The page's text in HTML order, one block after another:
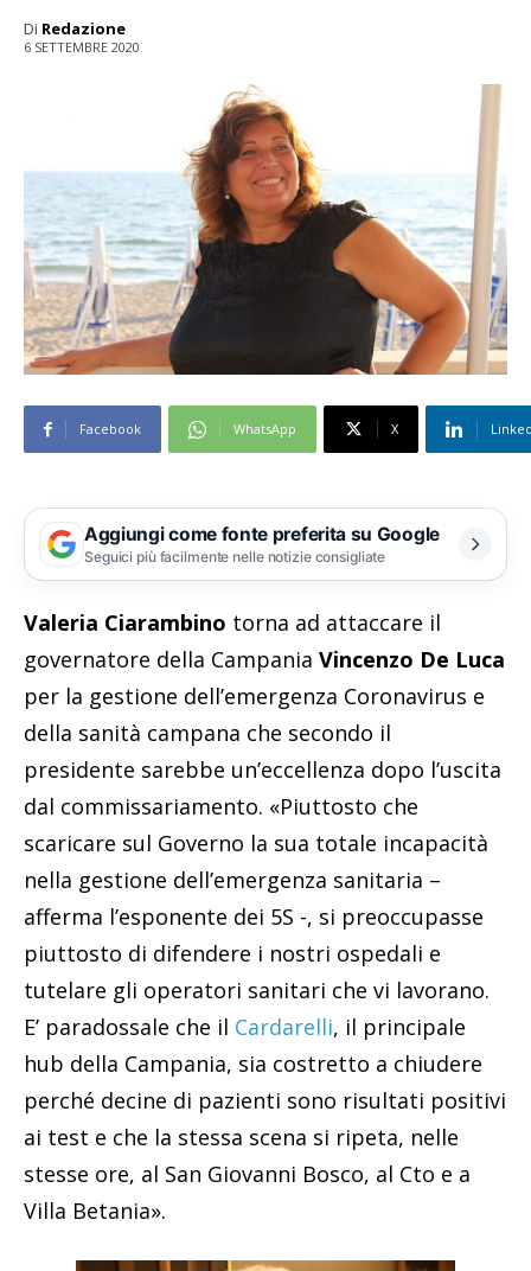
Di Redazione
6 SETTEMBRE 2020
Facebook WhatsApp X
Aggiungi come fonte preferita su Google
Seguici più facilmente nelle notizie consigliate
Valeria Ciarambino torna ad attaccare il
governatore della Campania Vincenzo De Luca
per la gestione dell’emergenza Coronavirus e
della sanità campana che secondo il
presidente sarebbe un’eccellenza dopo l’uscita
dal commissariamento. «Piuttosto che
scaricare sul Governo la sua totale incapacità
nella gestione dell’emergenza sanitaria –
afferma l’esponente dei 5S -, si preoccupasse
piuttosto di difendere i nostri ospedali e
tutelare gli operatori sanitari che vi lavorano.
E’ paradossale che il Cardarelli, il principale
hub della Campania, sia costretto a chiudere
perché decine di pazienti sono risultati positivi
ai test e che la stessa scena si ripeta, nelle
stesse ore, al San Giovanni Bosco, al Cto e a
Villa Betania».